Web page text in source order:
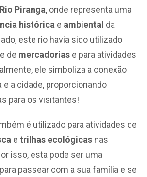
Rio Piranga, onde representa uma
histórica e ambiental da
este rio havia sido utilizado
de mercadorias e para atividades
ele simboliza a conexão
e a cidade, proporcionando
para os visitantes!
é utilizado para atividades de
e trilhas ecológicas nas
isso, esta pode ser uma
passear com a sua família e se